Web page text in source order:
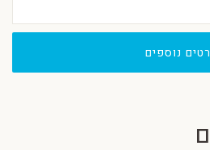
נוספים